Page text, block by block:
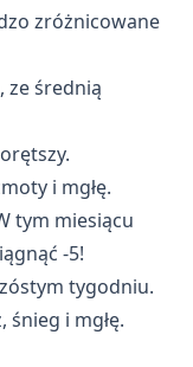
zróżnicowane
ze średnią
i mgłę.
tym miesiącu
-5!
tygodniu.
i mgłę.